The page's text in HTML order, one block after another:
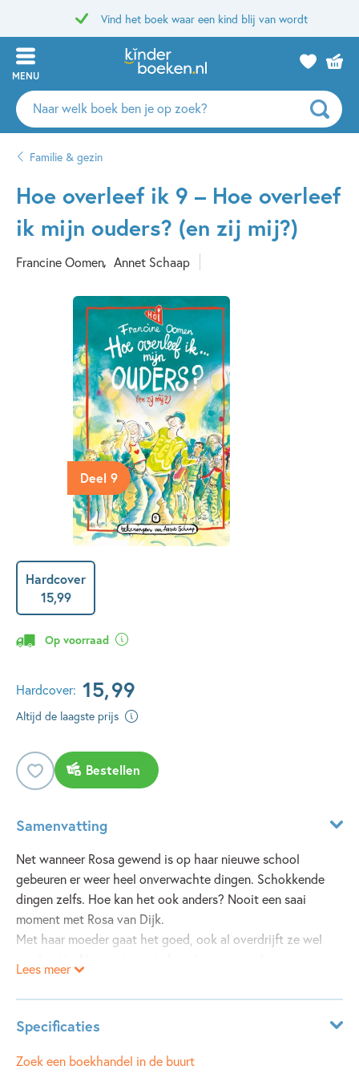
Vind het boek waar een kind blij van wordt
MENU
Zoeken
naar
auteurs
uitgevers
Familie & gezin
Hoe overleef ik 9 – Hoe overleef
ik mijn ouders? (en zij mij?)
Francine Oomen Annet Schaap
Deel 9
Hardcover
15,99
Op voorraad
Hardcover: 15,99
Altijd de laagste prijs
Bestellen
Samenvatting
Net wanneer Rosa gewend is op haar nieuwe school
gebeuren er weer heel onverwachte dingen. Schokkende
dingen zelfs. Hoe kan het ook anders? Nooit een saai
moment met Rosa van Dijk.
Met haar moeder gaat het goed, ook al overdrijft ze wel
webcam, zoendiploma en graffiti. Maar met haar vader
heeft Rosa nog steeds problemen. En kan ze die op tijd
oplossen?
Dit boek gaat over weggaan en thuiskomen, over hoe het
Lees meer
Specificaties
ISBN: 9789021482354
Zoek een boekhandel in de buurt